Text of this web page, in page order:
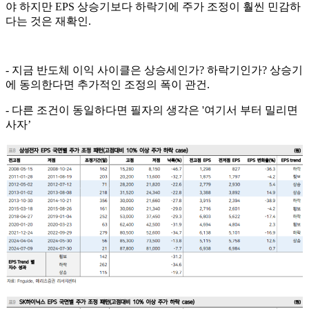
야 하지만 EPS 상승기보다 하락기에 주가 조정이 훨씬 민감하
다는 것은 재확인.
- 지금 반도체 이익 사이클은 상승세인가? 하락기인가? 상승기
에 동의한다면 추가적인 조정의 폭이 관건.
- 다른 조건이 동일하다면 필자의 생각은 '여기서 부터 밀리면
사자’